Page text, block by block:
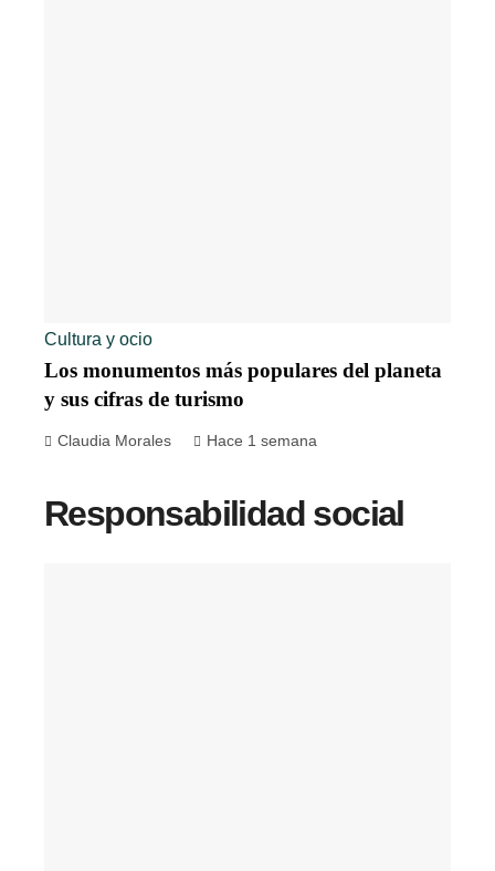
Cultura y ocio
Los monumentos más populares del planeta
y sus cifras de turismo
Claudia Morales Hace 1 semana
Responsabilidad social